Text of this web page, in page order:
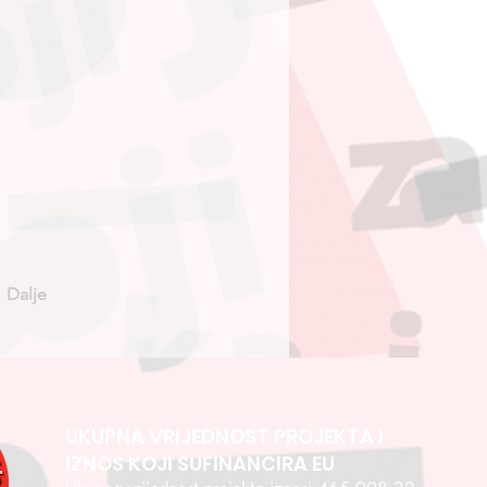
Dalje
IZNOS KOJI SUFINANCIRA EU